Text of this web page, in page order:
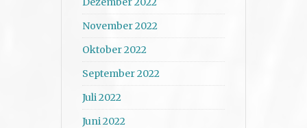
November 2022
Oktober 2022
September 2022
Juli 2022
Juni 2022